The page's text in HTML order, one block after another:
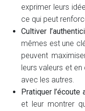
exprimer leurs
ce qui peut
Cultiver
mêmes est une
peuvent
leurs valeurs et
avec les autres.
Pratiquer l’écoute
et leur montrer